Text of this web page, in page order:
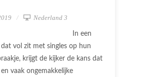
Nederland 3
In een
vol zit met singles op hun
krijgt de kijker de kans dat
vaak ongemakkelijke